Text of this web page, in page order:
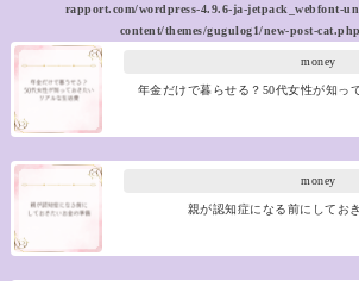
rapport.com/wordpress-4.9.6-ja-jetpack_webfont-
content/themes/gugulog1/new-post-cat.php
money
年金だけで暮らせる？50代女性が知っ
money
親が認知症になる前にしてお